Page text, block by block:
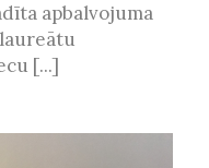
apbalvojuma
[...]